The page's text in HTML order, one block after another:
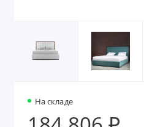
На складе